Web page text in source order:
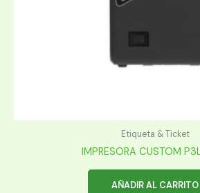
Etiqueta & Ticket
IMPRESORA CUSTOM
AÑADIR AL CARRITO